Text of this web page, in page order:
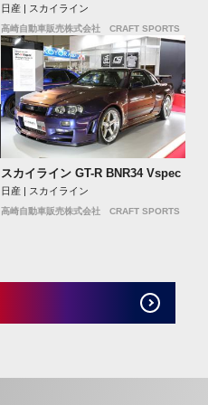
日産 | スカイライン
高崎自動車販売株式会社 CRAFT SPORTS
スカイライン GT-R BNR34 Vspec
日産 | スカイライン
高崎自動車販売株式会社 CRAFT SPORTS